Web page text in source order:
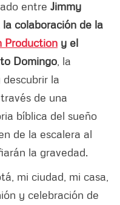
entre Jimmy
la colaboración de la
Production y el
Domingo , la
la
de una
bíblica del sueño
de la escalera al
la gravedad.
mi ciudad, mi casa,
y celebración de